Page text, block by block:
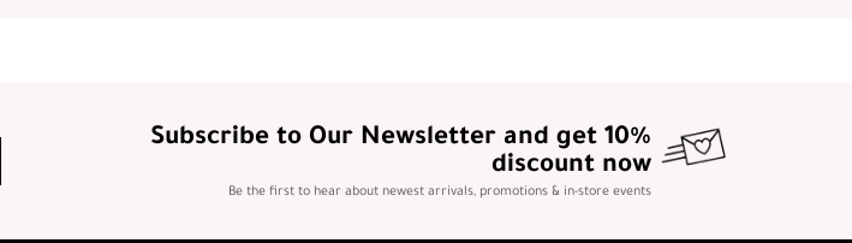
Subscribe to Our Newsletter and get 10%
discount now
Be the first to hear about newest arrivals, promotions & in-store events